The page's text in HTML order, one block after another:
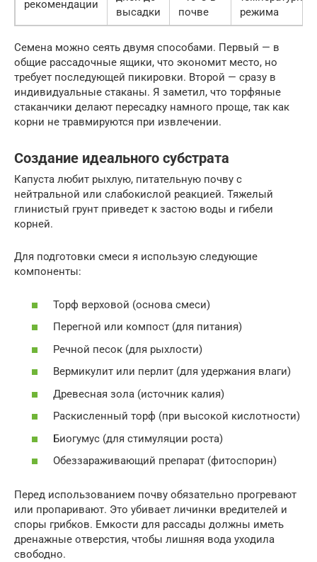
рекомендации
высадки
почве
режима
Семена можно сеять двумя способами. Первый — в
общие рассадочные ящики, что экономит место, но
требует последующей пикировки. Второй — сразу в
индивидуальные стаканы. Я заметил, что торфяные
стаканчики делают пересадку намного проще, так как
корни не травмируются при извлечении.
Создание идеального субстрата
Капуста любит рыхлую, питательную почву с
нейтральной или слабокислой реакцией. Тяжелый
глинистый грунт приведет к застою воды и гибели
корней.
Для подготовки смеси я использую следующие
компоненты:
Торф верховой (основа смеси)
Перегной или компост (для питания)
Речной песок (для рыхлости)
Вермикулит или перлит (для удержания влаги)
Древесная зола (источник калия)
Раскисленный торф (при высокой кислотности)
Биогумус (для стимуляции роста)
Обеззараживающий препарат (фитоспорин)
Перед использованием почву обязательно прогревают
или пропаривают. Это убивает личинки вредителей и
споры грибков. Емкости для рассады должны иметь
дренажные отверстия, чтобы лишняя вода уходила
свободно.